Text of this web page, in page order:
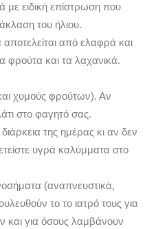
ειδική επίστρωση που
του ήλιου.
από ελαφρά και
φρούτα και τα λαχανικά.
χυμούς φρούτων). Αν
στο φαγητό σας.
της ημέρας κι αν δεν
υγρά καλύμματα στο
(αναπνευστικά,
το το ιατρό τους για
και για όσους λαμβάνουν